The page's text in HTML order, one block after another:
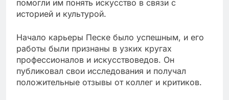
помогли им понять искусство в связи с
историей и культурой.
Начало карьеры Песке было успешным, и его
работы были признаны в узких кругах
профессионалов и искусствоведов. Он
публиковал свои исследования и получал
положительные отзывы от коллег и критиков.